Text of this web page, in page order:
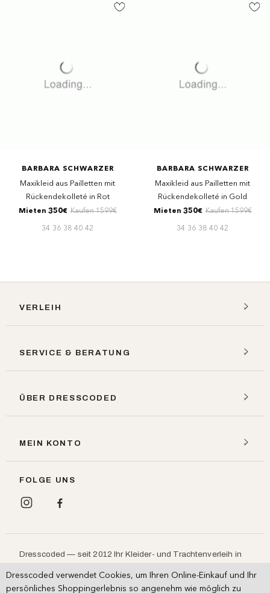
BARBARA SCHWARZER
Maxikleid aus Pailletten mit
Rückendekolleté in Rot
Mieten 350€ Kaufen 1599€
34 36 38 40 42
BARBARA SCHWARZER
Maxikleid aus Pailletten mit
Rückendekolleté in Gold
Mieten 350€ Kaufen 1599€
34 36 38 40 42
VERLEIH
SERVICE & BERATUNG
ÜBER DRESSCODED
MEIN KONTO
FOLGE UNS
Dresscoded — seit 2012 Ihr Kleider- und Trachtenverleih in
Hochzeit Oktoberfest
Dresscoded verwendet Cookies, um Ihren Online-Einkauf und Ihr
persönliches Shoppingerlebnis so angenehm wie möglich zu